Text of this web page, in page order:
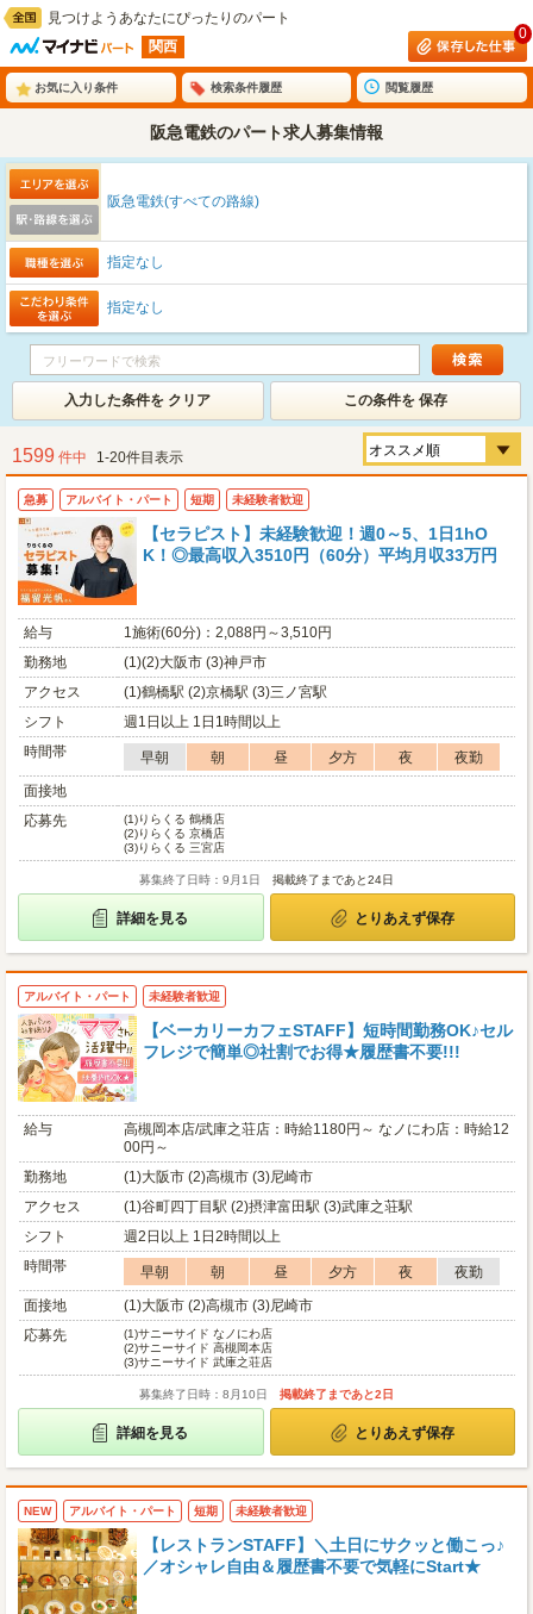
見つけようあなたにぴったりのパート
関西
0
お気に入り条件 検索条件履歴 閲覧履歴
阪急電鉄のパート求人募集情報
阪急電鉄(すべての路線)
指定なし
指定なし
入力した条件を クリア この条件を 保存
1599 件中 1-20件目表示
急募 アルバイト・パート 短期 未経験者歓迎
【セラピスト】未経験歓迎！週0～5、1日1hO
K！◎最高収入3510円（60分）平均月収33万円
給与
1施術(60分)：2,088円～3,510円
勤務地
(1)(2)大阪市 (3)神戸市
アクセス
(1)鶴橋駅 (2)京橋駅 (3)三ノ宮駅
シフト
週1日以上 1日1時間以上
時間帯
早朝 朝 昼 夕方 夜
夜勤
面接地
応募先
(1)りらくる 鶴橋店
(2)りらくる 京橋店
(3)りらくる 三宮店
募集終了日時：9月1日 掲載終了まであと24日
詳細を見る とりあえず保存
アルバイト・パート 未経験者歓迎
【ベーカリーカフェSTAFF】短時間勤務OK♪セル
フレジで簡単◎社割でお得★履歴書不要!!!
給与
高槻岡本店/武庫之荘店：時給1180円～ なノにわ店：時給12
00円～
勤務地
(1)大阪市 (2)高槻市 (3)尼崎市
アクセス
(1)谷町四丁目駅 (2)摂津富田駅 (3)武庫之荘駅
シフト
週2日以上 1日2時間以上
時間帯
早朝 朝 昼 夕方 夜
夜勤
面接地
(1)大阪市 (2)高槻市 (3)尼崎市
応募先
(1)サニーサイド なノにわ店
(2)サニーサイド 高槻岡本店
(3)サニーサイド 武庫之荘店
募集終了日時：8月10日 掲載終了まであと2日
詳細を見る とりあえず保存
NEW アルバイト・パート 短期 未経験者歓迎
【レストランSTAFF】＼土日にサクッと働こっ♪
／オシャレ自由＆履歴書不要で気軽にStart★